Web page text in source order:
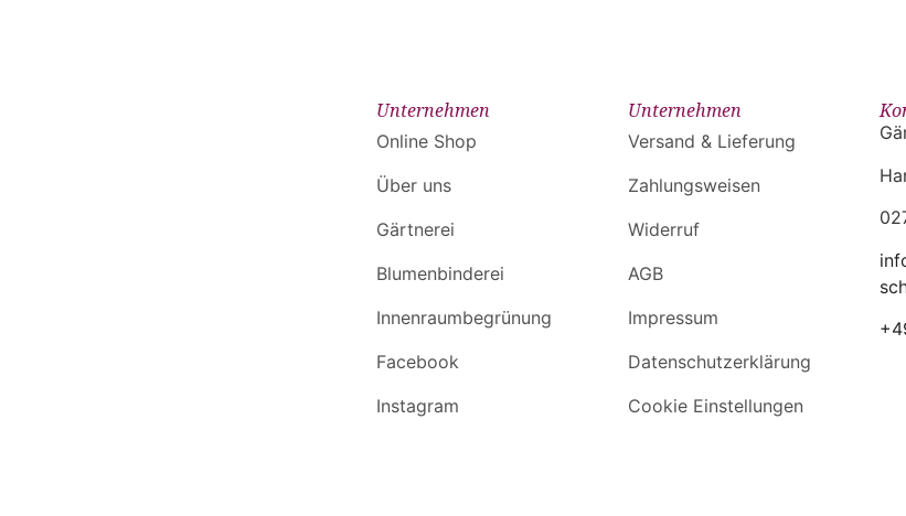
Unternehmen
Online Shop
Über uns
Gärtnerei
Blumenbinderei
Innenraumbegrünung
Facebook
Instagram
Unternehmen
Versand & Lieferung
Zahlungsweisen
Widerruf
AGB
Impressum
Datenschutzerklärung
Cookie Einstellungen